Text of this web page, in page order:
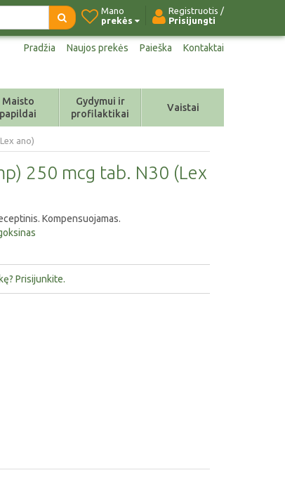
Registruotis /
Prisijungti
Mano
prekės
Pradžia Naujos prekės Paieška Kontaktai
Maisto
papildai
Gydymui ir
profilaktikai
Vaistai
ano)
250 mcg tab. N30 (Lex
Kompensuojamas.
Prisijunkite.